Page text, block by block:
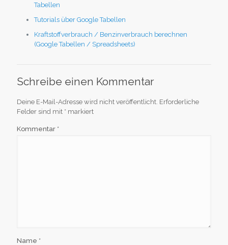
Tabellen
Tutorials über Google Tabellen
Kraftstoffverbrauch / Benzinverbrauch berechnen
(Google Tabellen / Spreadsheets)
Schreibe einen Kommentar
Deine E-Mail-Adresse wird nicht veröffentlicht. Erforderliche
Felder sind mit * markiert
Kommentar *
Name *